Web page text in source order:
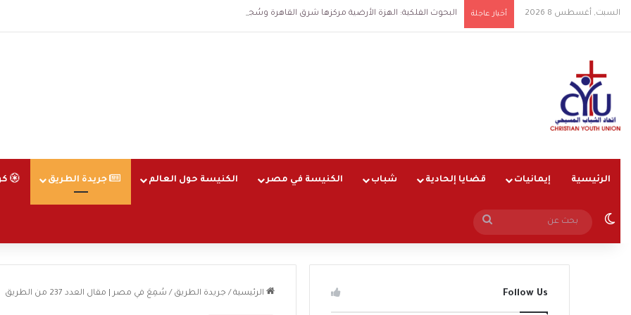
السبت, أغسطس 8 2026 أخبار عاجلة البحوث الفلكية: الهزة الأرضية مركزها شرق القاهرة وسُجلت الساعة 3 فجرا و36 ثانية
الرئيسية إيمانيات قضايا إلحادية شباب الكنيسة في مصر الكنيسة حول العالم جريدة الطريق
الوضع المظلم
الرئيسية / جريدة الطريق / سُمِعَ في مصر | مقال العدد 237 من الطريق Follow Us